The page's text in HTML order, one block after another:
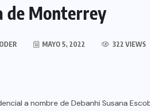
de Monterrey
MAYO 5, 2022 322 VIEWS
a nombre de Debanhi Susana